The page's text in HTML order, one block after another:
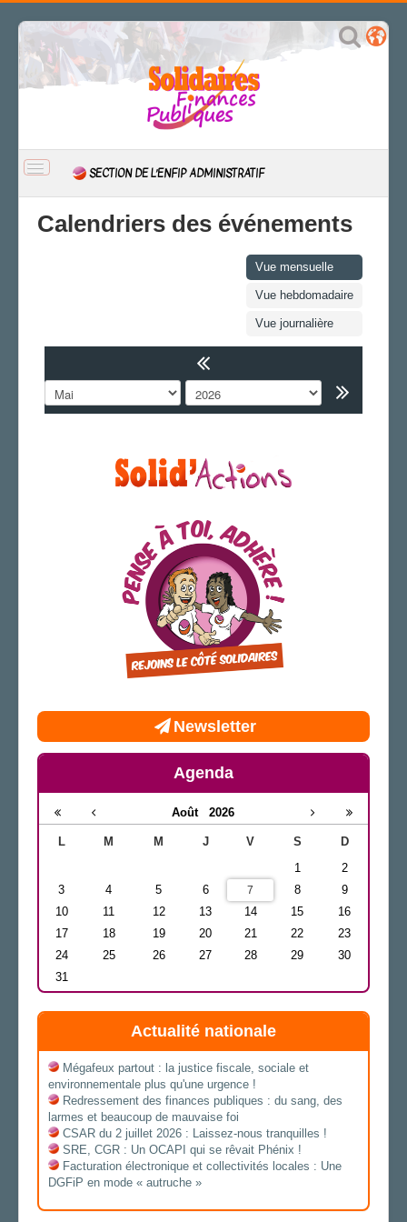
BASCULER
NAVIGATION
SECTION DE L’ENFIP ADMINISTRATIF
LA SECTION
AGENDA
Calendriers des événements
Vue mensuelle
Vue hebdomadaire
Vue journalière
Newsletter
Agenda
Août 2026
L M M J V S
D
1
2
3
4 5 6 7 8
9
10
11 12 13 14 15
16
17
18 19 20 21 22
23
24
25 26 27 28 29
30
31
Actualité nationale
Mégafeux partout : la justice fiscale, sociale et
environnementale plus qu'une urgence !
Redressement des finances publiques : du sang, des
larmes et beaucoup de mauvaise foi
CSAR du 2 juillet 2026 : Laissez-nous tranquilles !
SRE, CGR : Un OCAPI qui se rêvait Phénix !
Facturation électronique et collectivités locales : Une
DGFiP en mode « autruche »